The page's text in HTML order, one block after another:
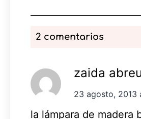
2 comentarios
zaida
23 agosto, 2013
la lámpara de madera